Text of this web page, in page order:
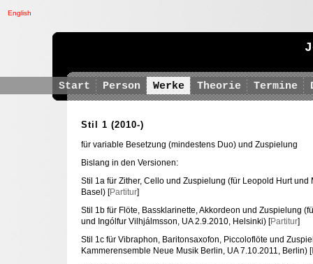
English
Start Person Werke Theorie Termine
Stil 1 (2010-)
für variable Besetzung (mindestens Duo) und Zuspielung
Bislang in den Versionen:
Stil 1a für Zither, Cello und Zuspielung (für Leopold Hurt und
Basel) [Partitur]
Stil 1b für Flöte, Bassklarinette, Akkordeon und Zuspielung
und Ingólfur Vilhjálmsson, UA 2.9.2010, Helsinki) [Partitur]
Stil 1c für Vibraphon, Baritonsaxofon, Piccoloflöte und
Kammerensemble Neue Musik Berlin, UA 7.10.2011, Berlin) [